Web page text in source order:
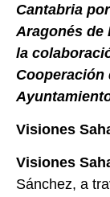
Cantabria
Aragonés de
la
Cooperación
Visiones
Visiones
Sánchez, a